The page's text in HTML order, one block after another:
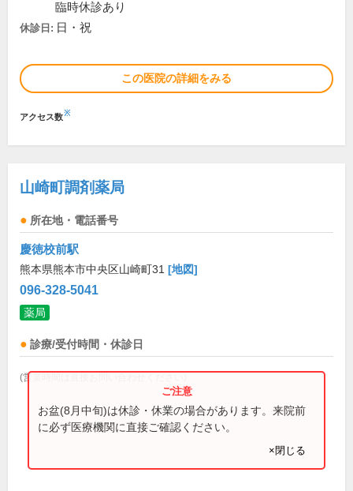
臨時休診あり
休診日: 日・祝
この医院の詳細をみる
アクセス数※
山崎町調剤薬局
所在地・電話番号
慶徳校前駅
熊本県熊本市中央区山崎町31 [地図]
096-328-5041
薬局
診療/受付時間・休診日
(営業時間は直接お問い合わせください)
お盆(8月中旬)は休診・休業の場合があります。来院前
に必ず医療機関に直接ご確認ください。
×閉じる